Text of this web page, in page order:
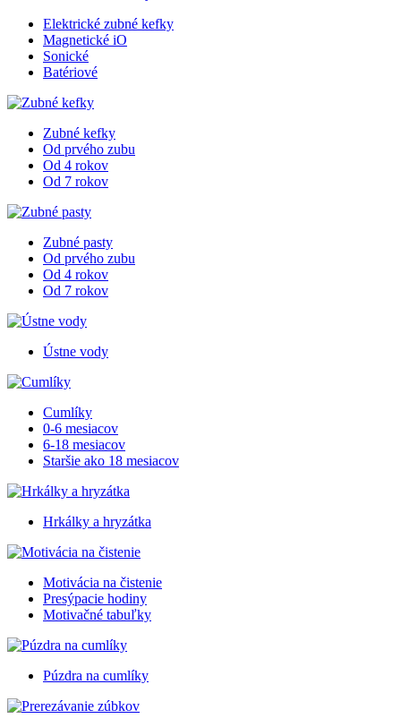
Elektrické zubné kefky
Magnetické iO
Sonické
Batériové
Zubné kefky
Od prvého zubu
Od 4 rokov
Od 7 rokov
Zubné pasty
Od prvého zubu
Od 4 rokov
Od 7 rokov
Ústne vody
Cumlíky
0-6 mesiacov
6-18 mesiacov
Staršie ako 18 mesiacov
Hrkálky a hryzátka
Motivácia na čistenie
Presýpacie hodiny
Motivačné tabuľky
Púzdra na cumlíky